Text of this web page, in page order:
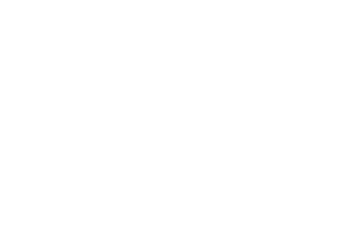
ist in folgenden